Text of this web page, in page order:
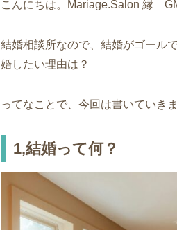
こんにちは。Mariage.Salon 縁
結婚相談所なので、結婚がゴー
婚したい理由は？
ってなことで、今回は書いていきま
1,結婚って何？